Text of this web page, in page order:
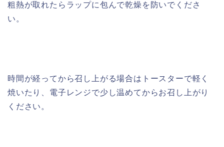
粗熱が取れたらラップに包んで乾燥を防いでくださ
い。
時間が経ってから召し上がる場合はトースターで軽く
焼いたり、電子レンジで少し温めてからお召し上がり
ください。